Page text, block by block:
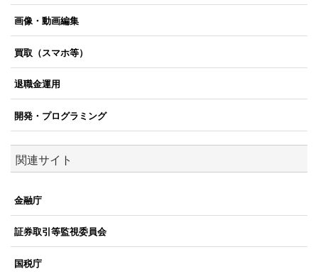
画像・動画編集
買取（スマホ等）
退職金運用
開発・プログラミング
関連サイト
金融庁
証券取引等監視委員会
国税庁